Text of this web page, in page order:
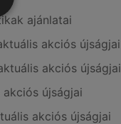
ajánlatai
akciós újságjai
akciós újságjai
újságjai
akciós újságjai